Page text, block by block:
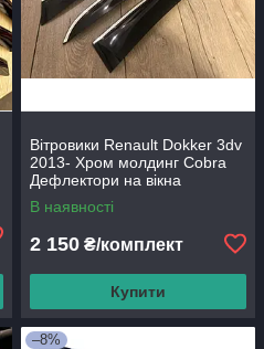
Вітровики Renault Dokker 3dv
2013- Хром молдинг Cobra
Дефлектори на вікна
В наявності
2 150 ₴/комплект
Купити
–8%